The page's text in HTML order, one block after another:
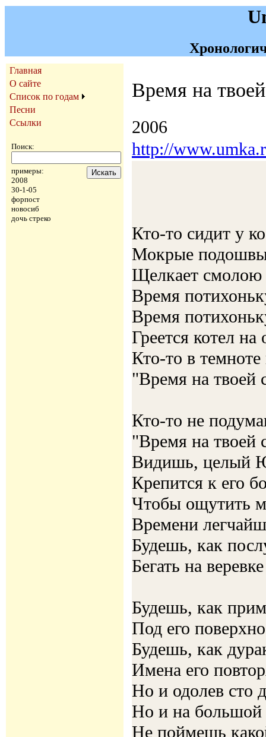
Главная
О сайте
Список по годам
Песни
Ссылки
Поиск:
примеры:
2008
30-1-05
форпост
новосиб
дочь стреко
Время на
2006
http://
Кто-то сидит у
Мокрые подошвы
Щелкает смолою
Время
Время
Греется котел на
Кто-то в темноте
"Время на твоей
Кто-то не
"Время на твоей
Видишь, целый
Крепится к его
Чтобы ощутить
Времени
Будешь, как
Бегать на
Будешь, как
Под его
Будешь, как
Имена его
Но и одолев сто
Но и на большой
Не поймешь